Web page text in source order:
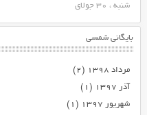
شنبه ، 30 جولای
بایگانی شمسی
مرداد ۱۳۹۸
(۲)
آذر ۱۳۹۷
(۱)
شهریور ۱۳۹۷
(۱)